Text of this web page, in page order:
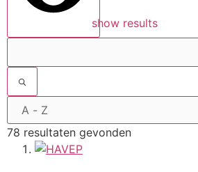
show results
78 resultaten gevonden